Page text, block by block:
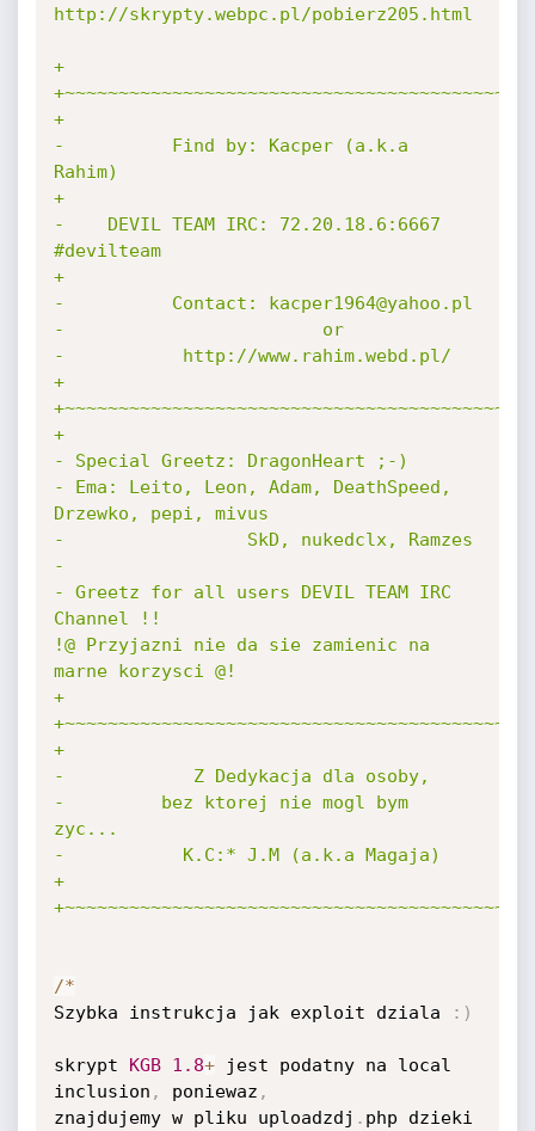
http://skrypty.webpc.pl/pobierz205.html
+
+
-          Find by: Kacper (a.k.a
Rahim)
+
-    DEVIL TEAM IRC: 72.20.18.6:6667
#devilteam
+
-          Contact: kacper1964@yahoo.pl
-                        or
-           http://www.rahim.webd.pl/
+
+
- Special Greetz: DragonHeart ;-)
- Ema: Leito, Leon, Adam, DeathSpeed,
Drzewko, pepi, mivus
-                 SkD, nukedclx, Ramzes
-
- Greetz for all users DEVIL TEAM IRC
Channel !!
!@ Przyjazni nie da sie zamienic na
marne korzysci @!
+
+
-            Z Dedykacja dla osoby,
-         bez ktorej nie mogl bym
zyc...
-           K.C:* J.M (a.k.a Magaja)
+
/*
Szybka instrukcja jak exploit dziala
: )
skrypt KGB 1.8+ jest podatny na local
inclusion , poniewaz ,
znajdujemy w pliku uploadzdj . php dzieki